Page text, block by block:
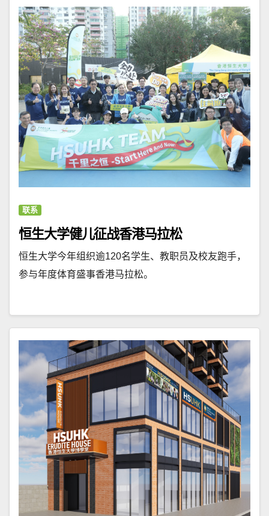
联系
恒生大学健儿征战香港马拉松
恒生大学今年组织逾120名学生、教职员及校友跑手，
参与年度体育盛事香港马拉松。